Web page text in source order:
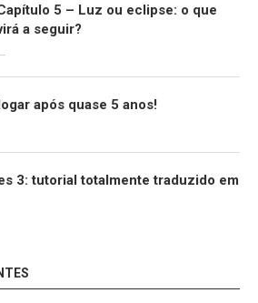
5 – Luz ou eclipse: o que
a seguir?
após quase 5 anos!
3: tutorial totalmente traduzido em